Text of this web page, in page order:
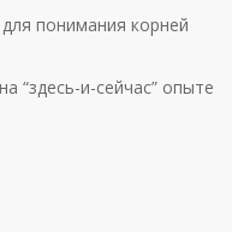
понимания корней
“здесь-и-сейчас” опыте